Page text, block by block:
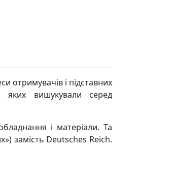
отримувачів і підставних
яких вишукували серед
і матеріали. Та
замість Deutsches Reich.